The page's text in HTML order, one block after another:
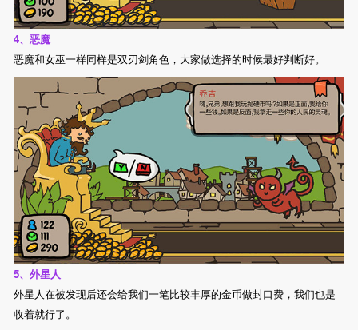
4、恶魔
恶魔和女巫一样同样是双刃剑角色，大家做选择的时候最好判断好。
5、外星人
外星人在被发现后还会给我们一笔比较丰厚的金币做封口费，我们也是
收着就行了。